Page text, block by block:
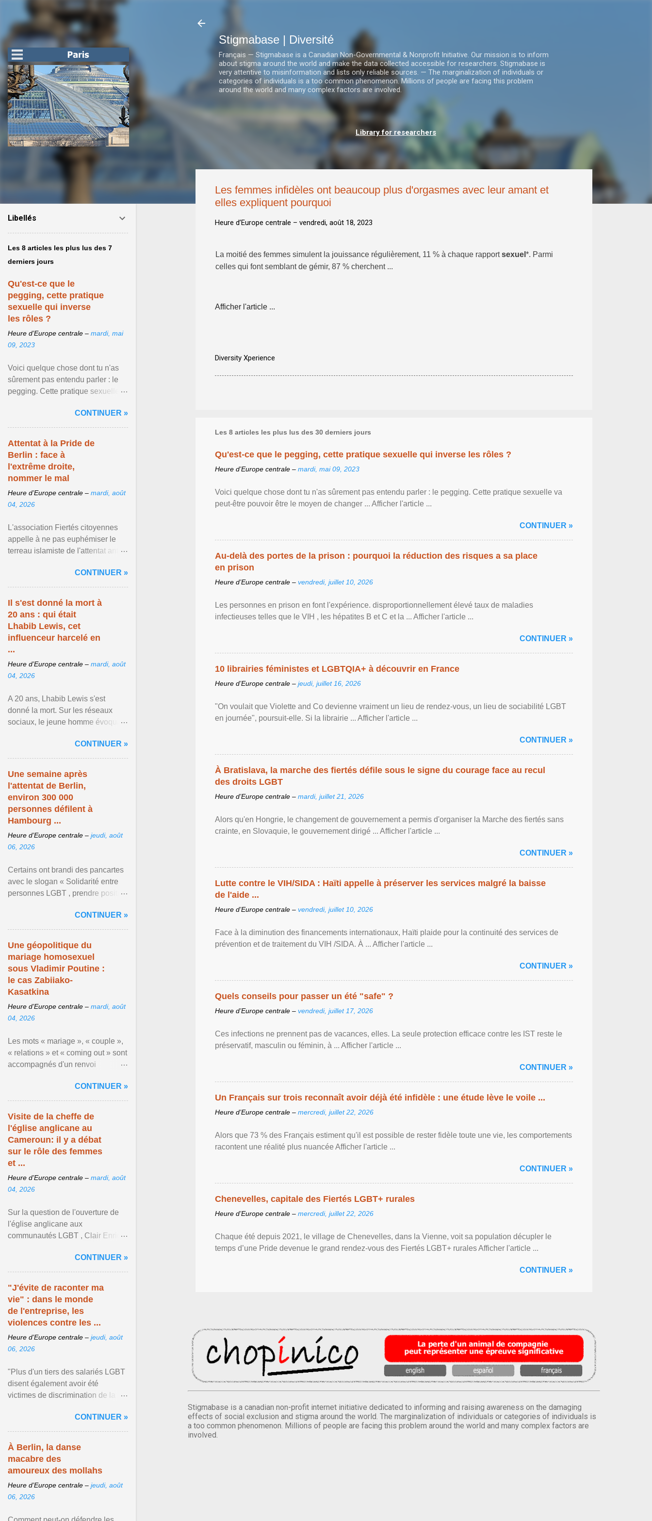
Stigmabase | Diversité
Français — Stigmabase is a Canadian Non-Governmental & Nonprofit Initiative. Our mission is to inform
about stigma around the world and make the data collected accessible for researchers. Stigmabase is
very attentive to misinformation and lists only reliable sources. — The marginalization of individuals or
categories of individuals is a too common phenomenon. Millions of people are facing this problem
around the world and many complex factors are involved.
Library for researchers
Les femmes infidèles ont beaucoup plus d'orgasmes avec leur amant et
elles expliquent pourquoi
Heure d’Europe centrale – vendredi, août 18, 2023
La moitié des femmes simulent la jouissance régulièrement, 11 % à chaque rapportsexuel *. Parmi
celles qui font semblant de gémir, 87 % cherchent ...
Afficher l'article ...
Diversity Xperience
Les 8 articles les plus lus des 30 derniers jours
Qu'est-ce que le pegging, cette pratique sexuelle qui inverse les rôles ?
Heure d’Europe centrale – mardi, mai 09, 2023
Voici quelque chose dont tu n'as sûrement pas entendu parler : le pegging. Cette pratique sexuelle va
peut-être pouvoir être le moyen de changer ... Afficher l'article ...
CONTINUER »
Au-delà des portes de la prison : pourquoi la réduction des risques a sa place
en prison
Heure d’Europe centrale – vendredi, juillet 10, 2026
Les personnes en prison en font l'expérience. disproportionnellement élevé taux de maladies
infectieuses telles que le VIH , les hépatites B et C et la ... Afficher l'article ...
CONTINUER »
10 librairies féministes et LGBTQIA+ à découvrir en France
Heure d’Europe centrale – jeudi, juillet 16, 2026
"On voulait que Violette and Co devienne vraiment un lieu de rendez-vous, un lieu de sociabilité LGBT
en journée", poursuit-elle. Si la librairie ... Afficher l'article ...
CONTINUER »
À Bratislava, la marche des fiertés défile sous le signe du courage face au recul
des droits LGBT
Heure d’Europe centrale – mardi, juillet 21, 2026
Alors qu'en Hongrie, le changement de gouvernement a permis d'organiser la Marche des fiertés sans
crainte, en Slovaquie, le gouvernement dirigé ... Afficher l'article ...
CONTINUER »
Lutte contre le VIH/SIDA : Haïti appelle à préserver les services malgré la baisse
de l'aide ...
Heure d’Europe centrale – vendredi, juillet 10, 2026
Face à la diminution des financements internationaux, Haïti plaide pour la continuité des services de
prévention et de traitement du VIH /SIDA. À ... Afficher l'article ...
CONTINUER »
Quels conseils pour passer un été "safe" ?
Heure d’Europe centrale – vendredi, juillet 17, 2026
Ces infections ne prennent pas de vacances, elles. La seule protection efficace contre les IST reste le
préservatif, masculin ou féminin, à ... Afficher l'article ...
CONTINUER »
Un Français sur trois reconnaît avoir déjà été infidèle : une étude lève le voile ...
Heure d’Europe centrale – mercredi, juillet 22, 2026
Alors que 73 % des Français estiment qu'il est possible de rester fidèle toute une vie, les comportements
racontent une réalité plus nuancée Afficher l'article ...
CONTINUER »
Chenevelles, capitale des Fiertés LGBT+ rurales
Heure d’Europe centrale – mercredi, juillet 22, 2026
Chaque été depuis 2021, le village de Chenevelles, dans la Vienne, voit sa population décupler le
temps d’une Pride devenue le grand rendez-vous des Fiertés LGBT+ rurales Afficher l'article ...
CONTINUER »
Stigmabase is a canadian non-profit internet initiative dedicated to informing and raising awareness on the damaging
effects of social exclusion and stigma around the world. The marginalization of individuals or categories of individuals is
a too common phenomenon. Millions of people are facing this problem around the world and many complex factors are
involved.
Libellés
Les 8 articles les plus lus des 7
derniers jours
Qu'est-ce que le
pegging, cette pratique
sexuelle qui inverse
les rôles ?
Heure d’Europe centrale – mardi, mai
09, 2023
Voici quelque chose dont tu n'as
sûrement pas entendu parler : le
pegging. Cette pratique sexuelle
de changer ... Afficher l'article ...
CONTINUER »
Attentat à la Pride de
Berlin : face à
l'extrême droite,
nommer le mal
Heure d’Europe centrale – mardi, août
04, 2026
L'association Fiertés citoyennes
appelle à ne pas euphémiser le
terreau islamiste de l'attentat anti-
de Berlin ... Afficher l'article ...
CONTINUER »
Il s'est donné la mort à
20 ans : qui était
Lhabib Lewis, cet
influenceur harcelé en
...
Heure d’Europe centrale – mardi, août
04, 2026
A 20 ans, Lhabib Lewis s'est
donné la mort. Sur les réseaux
sociaux, le jeune homme évoquait
santé mentale, sa sexualité et
Afficher l'article ...
CONTINUER »
Une semaine après
l'attentat de Berlin,
environ 300 000
personnes défilent à
Hambourg ...
Heure d’Europe centrale – jeudi, août
06, 2026
Certains ont brandi des pancartes
avec le slogan « Solidarité entre
personnes LGBT , prendre position
raison de l ... Afficher l'article ...
CONTINUER »
Une géopolitique du
mariage homosexuel
sous Vladimir Poutine :
le cas Zabiiako-
Kasatkina
Heure d’Europe centrale – mardi, août
04, 2026
Les mots « mariage », « couple »,
« relations » et « coming out » sont
accompagnés d'un renvoi
mouvement LGBT ... Afficher
l'article ...
CONTINUER »
Visite de la cheffe de
l'église anglicane au
Cameroun: il y a débat
sur le rôle des femmes
et ...
Heure d’Europe centrale – mardi, août
04, 2026
Sur la question de l'ouverture de
l'église anglicane aux
communautés LGBT , Clair Enrick
une position tranchée. Afficher
l'article ...
CONTINUER »
"J'évite de raconter ma
vie" : dans le monde
de l'entreprise, les
violences contre les ...
Heure d’Europe centrale – jeudi, août
06, 2026
"Plus d'un tiers des salariés LGBT
disent également avoir été
victimes de discrimination de la
Guillaume Savoie qui ... Afficher
l'article ...
CONTINUER »
À Berlin, la danse
macabre des
amoureux des mollahs
Heure d’Europe centrale – jeudi, août
06, 2026